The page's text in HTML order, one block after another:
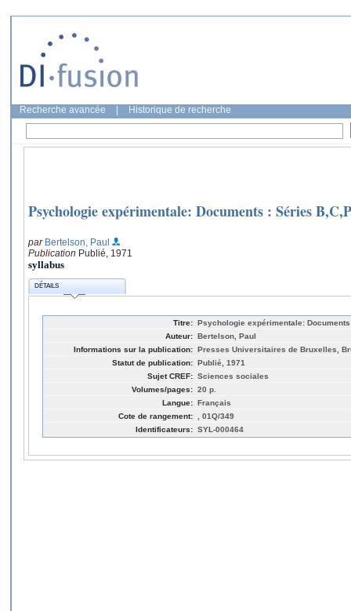
Recherche avancée Historique de recherche
Psychologie expérimentale: Documents : Séries
par Bertelson, Paul
Publication Publié, 1971
syllabus
DÉTAILS
Titre: Psychologie expérimentale: Documents
Auteur: Bertelson, Paul
Informations sur la publication: Presses Universitaires de Bruxelles,
Statut de publication: Publié, 1971
Sujet CREF: Sciences sociales
Volumes/pages: 20 p.
Langue: Français
Cote de rangement:
, 01Q/349
Identificateurs: SYL-000464